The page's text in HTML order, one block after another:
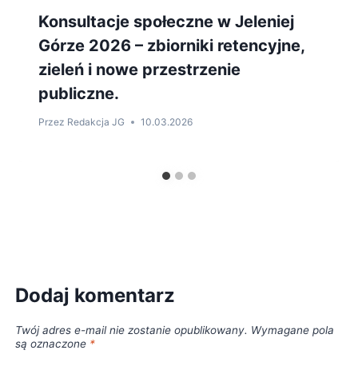
Konsultacje społeczne w Jeleniej
Górze 2026 – zbiorniki retencyjne,
zieleń i nowe przestrzenie
publiczne.
Przez Redakcja JG 10.03.2026
Dodaj komentarz
Twój adres e-mail nie zostanie opublikowany. Wymagane pola
są oznaczone *